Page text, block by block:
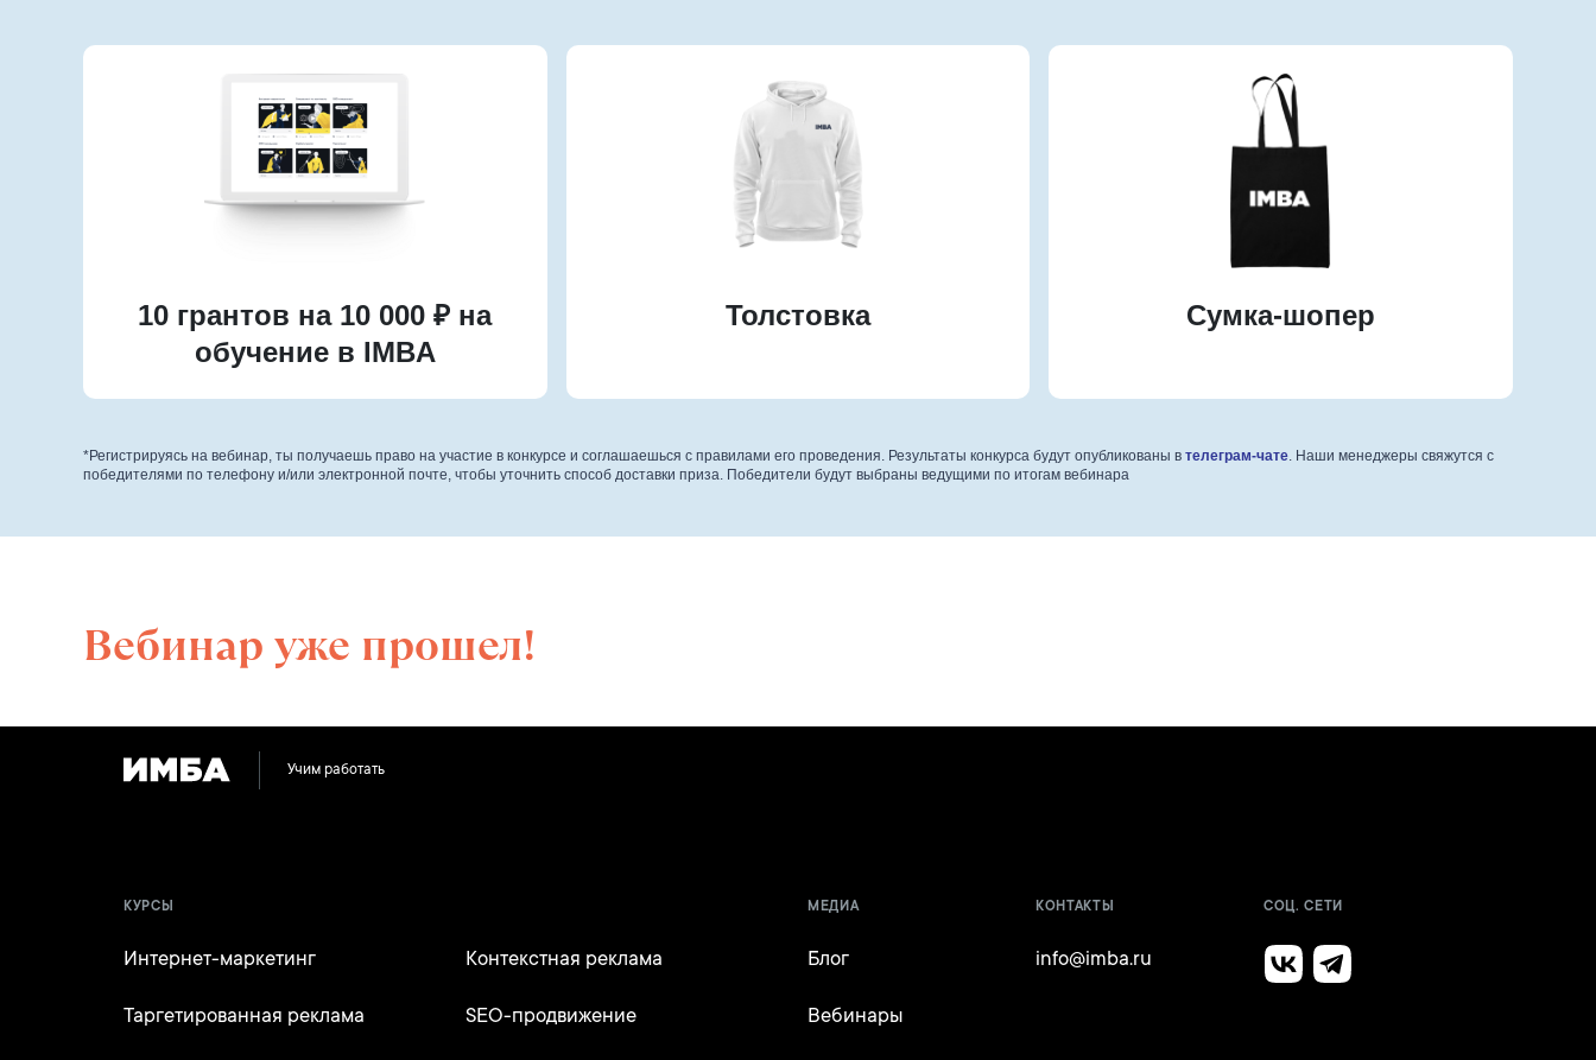
10 грантов на 10 000 ₽ на
обучение в IMBA
Толстовка Сумка-шопер
*Регистрируясь на вебинар, ты получаешь право на участие в конкурсе и соглашаешься с правилами его проведения. Результаты конкурса будут опубликованы в телеграм-чате. Наши менеджеры свяжутся с
победителями по телефону и/или электронной почте, чтобы уточнить способ доставки приза. Победители будут выбраны ведущими по итогам вебинара
Вебинар уже прошел!
Учим работать
КУРСЫ
Интернет-маркетинг
Таргетированная реклама
Контекстная реклама
SEO-продвижение
МЕДИА
Блог
Вебинары
КОНТАКТЫ
info@imba.ru
СОЦ. СЕТИ